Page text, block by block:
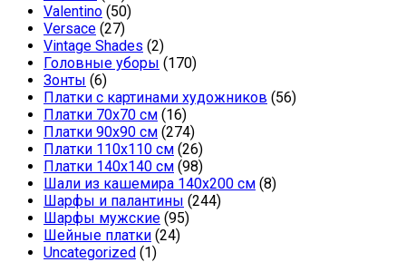
Valentino (50)
Versace (27)
Vintage Shades (2)
Головные уборы (170)
Зонты (6)
Платки с картинами художников (56)
Платки 70х70 см (16)
Платки 90х90 см (274)
Платки 110х110 см (26)
Платки 140х140 см (98)
Шали из кашемира 140х200 см (8)
Шарфы и палантины (244)
Шарфы мужские (95)
Шейные платки (24)
Uncategorized (1)